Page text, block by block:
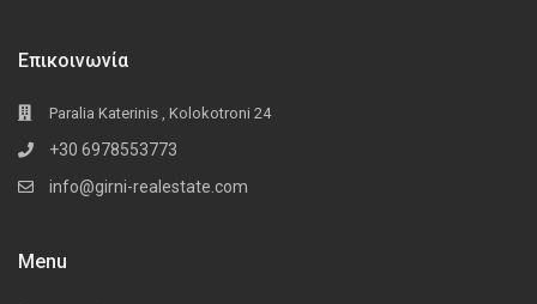
Επικοινωνία
Paralia Katerinis , Kolokotroni 24
+30 6978553773
info@girni-realestate.com
Menu